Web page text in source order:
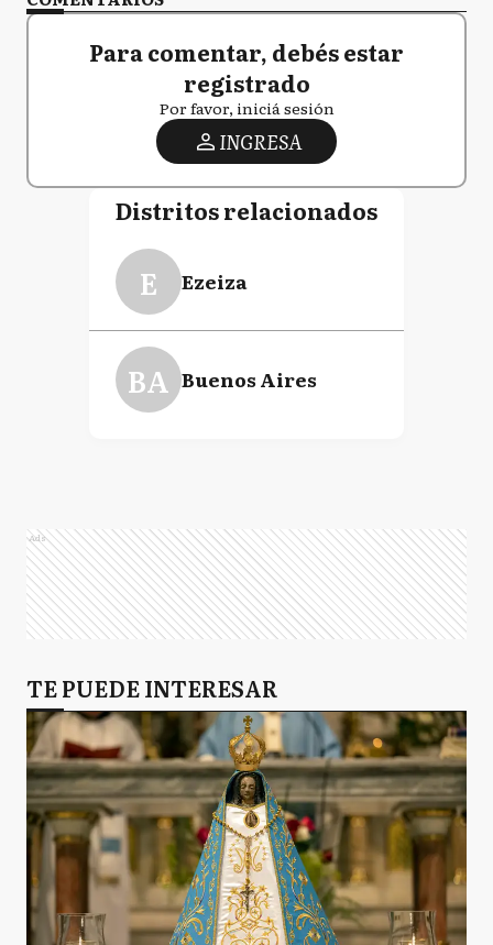
Para comentar, debés estar
registrado
Por favor, iniciá sesión
INGRESA
Distritos relacionados
E Ezeiza
BA Buenos Aires
Ads
TE PUEDE INTERESAR